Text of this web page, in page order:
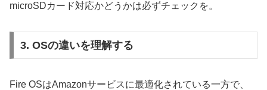
microSDカード対応かどうかは必ずチェックを。
3. OSの違いを理解する
Fire OSはAmazonサービスに最適化されている一方で、